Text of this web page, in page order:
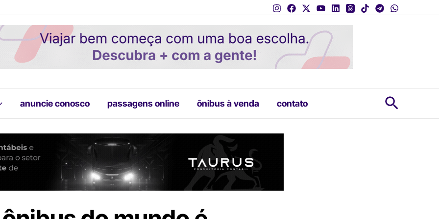
anuncie conosco passagens online ônibus à venda contato